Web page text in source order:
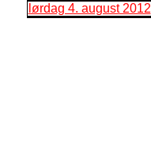
lørdag 4. august 2012